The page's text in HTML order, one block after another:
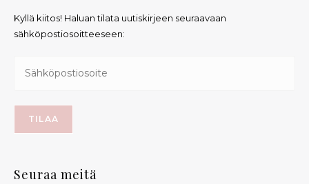
Kyllä kiitos! Haluan tilata uutiskirjeen seuraavaan
sähköpostiosoitteeseen:
Seuraa meitä